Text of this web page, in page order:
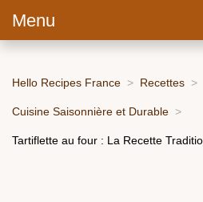
Menu
Hello Recipes France Recettes
Cuisine Saisonnière et Durable
Tartiflette au four : La Recette